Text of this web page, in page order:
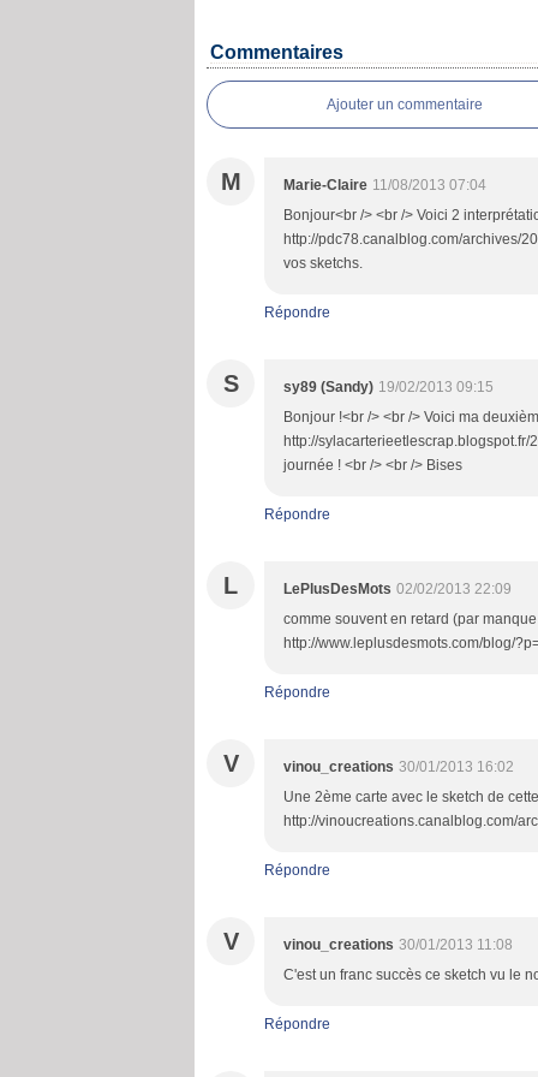
Commentaires
Ajouter un commentaire
M Marie-Claire 11/08/2013 07:04
Bonjour<br /> <br /> Voici 2
http://pdc78.canalblog.com/archives/
vos sketchs.
Répondre
S sy89 (Sandy) 19/02/2013 09:15
Bonjour !<br /> <br /> Voici ma
http://
journée ! <br /> <br /> Bises
Répondre
L LePlusDesMots 02/02/2013 22:09
comme souvent en retard (par
http://www.leplusdesmots.com/blog/
Répondre
V vinou_creations 30/01/2013 16:02
Une 2ème carte avec le sketch de
http://vinoucreations.canalblog.com/
Répondre
V vinou_creations 30/01/2013 11:08
C'est un franc succès ce sketch vu le
Répondre